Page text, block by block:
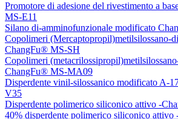
Promotore di adesione del rivestimento a
MS-E11
Silano di-amminofunzionale modificato
Copolimeri (Mercaptopropil)metilsilossano-
ChangFu® MS-SH
Copolimeri
ChangFu® MS-MA09
Disperdente vinil-silossanico modificato A-
V35
Disperdente polimerico siliconico attivo -
40% disperdente polimerico siliconico